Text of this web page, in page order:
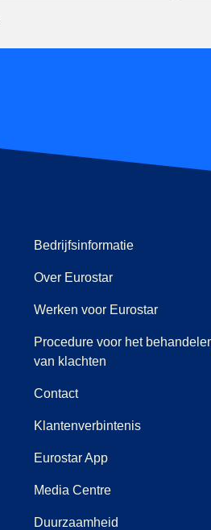
Bedrijfsinformatie
Over Eurostar
Werken voor Eurostar
Procedure voor het
van klachten
Contact
Klantenverbintenis
Eurostar App
Media Centre(
Duurzaamheid